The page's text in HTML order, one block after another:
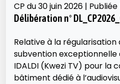
CP du 30 juin 2026 | Publiée
Délibération n°
Relative à la régularisation
subvention exceptionnelle
IDALDI (Kwezi TV) pour la
bâtiment dédié à